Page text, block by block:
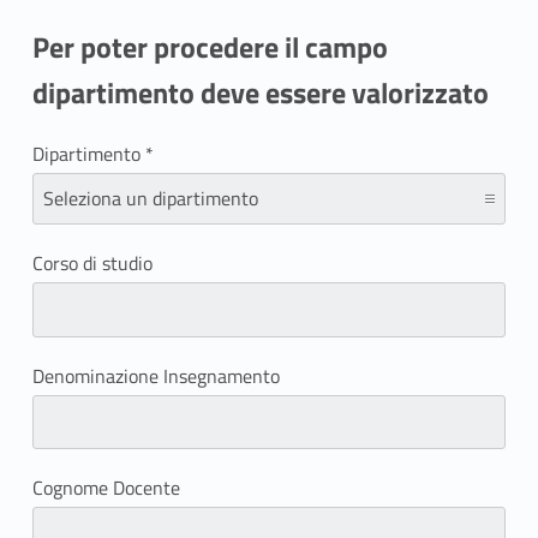
Dipartimento *
Corso di studio
Denominazione Insegnamento
Cognome Docente
Per poter procedere il campo
dipartimento deve essere valorizzato